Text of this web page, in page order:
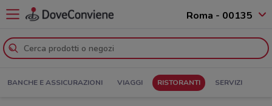
Roma - 00135
BANCHE E ASSICURAZIONI VIAGGI RISTORANTI SERVIZI